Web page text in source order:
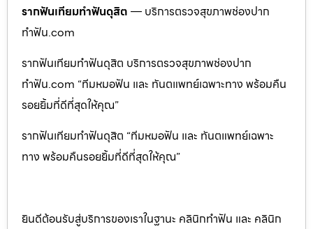
รากฟันเทียมทำฟันดุสิต — บริการตรวจสุขภาพช่องปาก
ทำฟัน.com
รากฟันเทียมทำฟันดุสิต บริการตรวจสุขภาพช่องปาก
ทำฟัน.com “ทีมหมอฟัน และ ทันตแพทย์เฉพาะทาง พร้อมคืน
รอยยิ้มที่ดีที่สุดให้คุณ”
รากฟันเทียมทำฟันดุสิต “ทีมหมอฟัน และ ทันตแพทย์เฉพาะ
ทาง พร้อมคืนรอยยิ้มที่ดีที่สุดให้คุณ”
ยินดีต้อนรับสู่บริการของเราในฐานะ คลินิกทำฟัน และ คลินิก